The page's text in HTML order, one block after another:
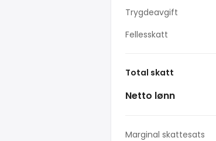
Trygdeavgift
Fellesskatt
Total skatt
Netto lønn
Marginal skattesats